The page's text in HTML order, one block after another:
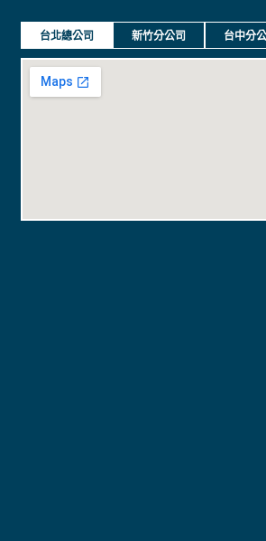
台北總公司 新竹分公司 台中分